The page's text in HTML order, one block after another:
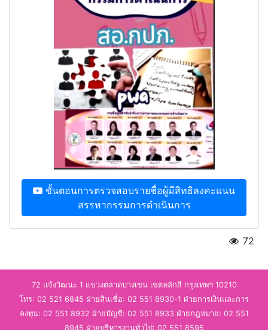
ขั้นตอนการตรวจสอบรายชื่อผู้มีสิทธิลงคะแนน
สรรหากรรมการดำเนินการ
72
72 แจ้งวัฒนะ 1 แขวงตลาดบางเขน เขตหลักสี่ กรุงเทพฯ 10210
โทร: 02 521 6845 ฝ่ายสินเชื่อ: 02 551 8930-1 ฝ่ายการเงินและการ
ลงทุน: 02 551 8932 ฝ่ายบัญชี: 02 551 8933ฝ่ายกฎหมาย: 02 551
8945 ฝ่ายบริหารงานทั่วไป: 02 551 8595